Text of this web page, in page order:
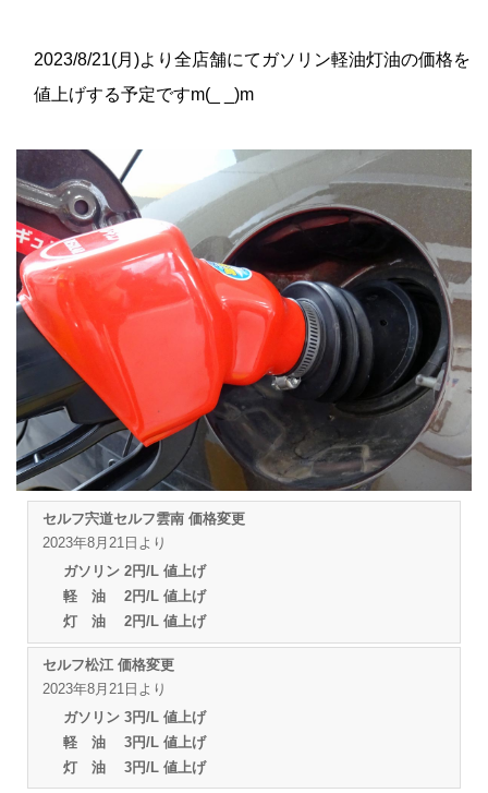
2023/8/21(月)より全店舗にてガソリン軽油灯油の価格を
値上げする予定ですm(_ _)m
セルフ宍道セルフ雲南 価格変更
2023年8月21日より
ガソリン 2円/L 値上げ
軽 油 2円/L 値上げ
灯 油 2円/L 値上げ
セルフ松江 価格変更
2023年8月21日より
ガソリン 3円/L 値上げ
軽 油 3円/L 値上げ
灯 油 3円/L 値上げ